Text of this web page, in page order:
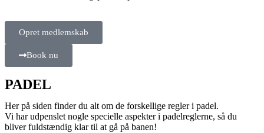
Opret medlemskab
Book nu
PADEL
Her på siden finder du alt om de forskellige regler i padel.
Vi har udpenslet nogle specielle aspekter i padelreglerne, så du
bliver fuldstændig klar til at gå på banen!